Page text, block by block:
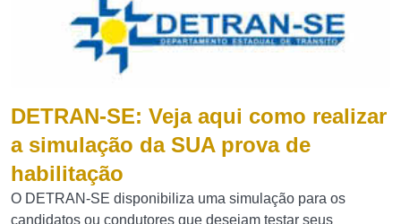
DETRAN-SE: Veja aqui como realizar
a simulação da SUA prova de
habilitação
O DETRAN-SE disponibiliza uma simulação para os
candidatos ou condutores que desejam testar seus